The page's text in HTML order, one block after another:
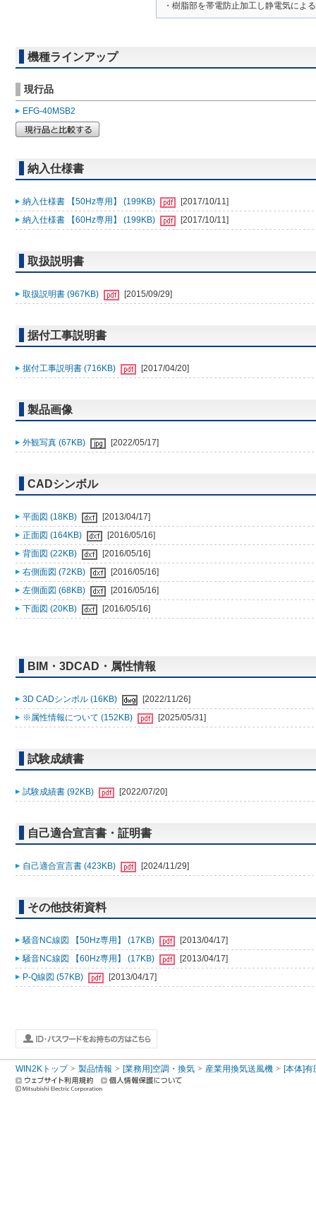
・樹脂部を帯電防止加工し静電気によ
機種ラインアップ
現行品
EFG-40MSB2
納入仕様書
納入仕様書 【50Hz専用】 (199KB)
[2017/10/11]
納入仕様書 【60Hz専用】 (199KB)
[2017/10/11]
取扱説明書
取扱説明書 (967KB) [2015/09/29]
据付工事説明書
据付工事説明書 (716KB) [2017/04/20]
製品画像
外観写真 (67KB) [2022/05/17]
CADシンボル
平面図 (18KB)
[2013/04/17]
正面図 (164KB)
[2016/05/16]
背面図 (22KB)
[2016/05/16]
右側面図 (72KB)
[2016/05/16]
左側面図 (68KB)
[2016/05/16]
下面図 (20KB)
[2016/05/16]
BIM・3DCAD・属性情報
3D CADシンボル (16KB)
[2022/11/26]
※属性情報について (152KB)
[2025/05/31]
試験成績書
試験成績書 (92KB) [2022/07/20]
自己適合宣言書・証明書
自己適合宣言書 (423KB) [2024/11/29]
その他技術資料
騒音NC線図 【50Hz専用】 (17KB)
[2013/04/17]
騒音NC線図 【60Hz専用】 (17KB)
[2013/04/17]
P-Q線図 (57KB)
[2013/04/17]
WIN2Kトップ 製品情報 [業務用]空調・換気 産業用換気送風機 [本体]有